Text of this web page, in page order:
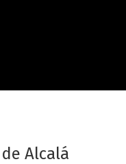
Alcalá